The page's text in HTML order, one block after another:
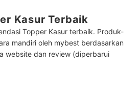
Kasur Terbaik
Topper Kasur terbaik. Produk-
mandiri oleh mybest berdasarkan
website dan review (diperbarui